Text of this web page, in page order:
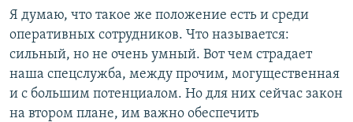
Я думаю, что такое же положение есть и среди
оперативных сотрудников. Что называется:
сильный, но не очень умный. Вот чем страдает
наша спецслужба, между прочим, могущественная
и с большим потенциалом. Но для них сейчас закон
на втором плане, им важно обеспечить